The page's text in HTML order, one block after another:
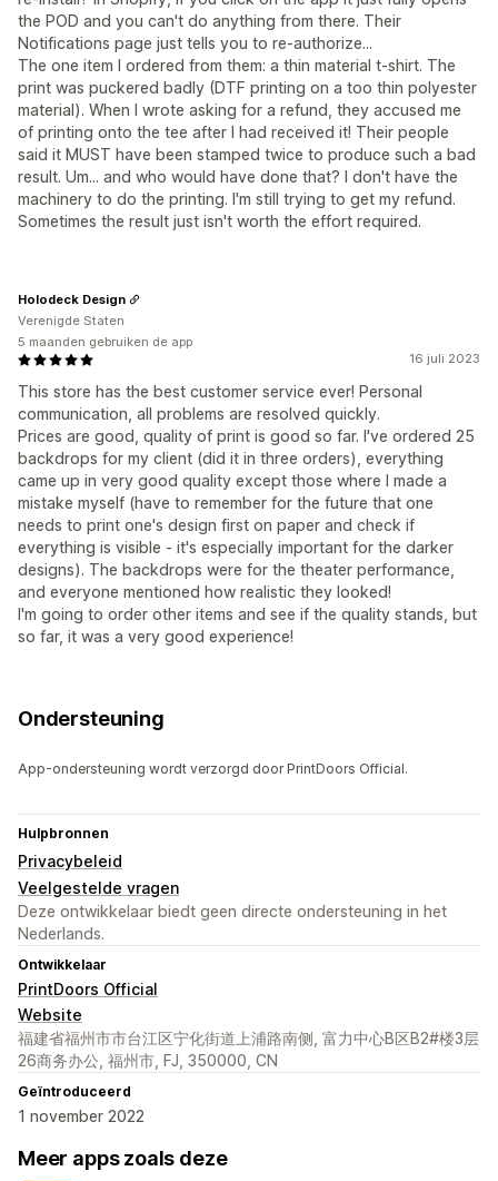
the POD and you can't do anything from there. Their
Notifications page just tells you to re-authorize...
The one item I ordered from them: a thin material t-shirt. The
print was puckered badly (DTF printing on a too thin polyester
material). When I wrote asking for a refund, they accused me
of printing onto the tee after I had received it! Their people
said it MUST have been stamped twice to produce such a bad
result. Um... and who would have done that? I don't have the
machinery to do the printing. I'm still trying to get my refund.
Sometimes the result just isn't worth the effort required.
16 juli 2023
This store has the best customer service ever! Personal
communication, all problems are resolved quickly.
Prices are good, quality of print is good so far. I've ordered 25
backdrops for my client (did it in three orders), everything
came up in very good quality except those where I made a
mistake myself (have to remember for the future that one
needs to print one's design first on paper and check if
everything is visible - it's especially important for the darker
designs). The backdrops were for the theater performance,
and everyone mentioned how realistic they looked!
I'm going to order other items and see if the quality stands, but
so far, it was a very good experience!
Holodeck Design
Verenigde Staten
5 maanden gebruiken de app
Ondersteuning
App-ondersteuning wordt verzorgd door PrintDoors Official.
Hulpbronnen
Privacybeleid
Veelgestelde vragen
Deze ontwikkelaar biedt geen directe ondersteuning in het
Nederlands.
Ontwikkelaar
PrintDoors Official
Website
福建省福州市市台江区宁化街道上浦路南侧, 富力中心B区B2#楼3层
26商务办公, 福州市, FJ, 350000, CN
Geïntroduceerd
1 november 2022
Meer apps zoals deze